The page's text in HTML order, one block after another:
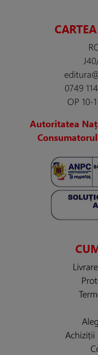
0749
OP 10-
Autoritatea
Achiziții